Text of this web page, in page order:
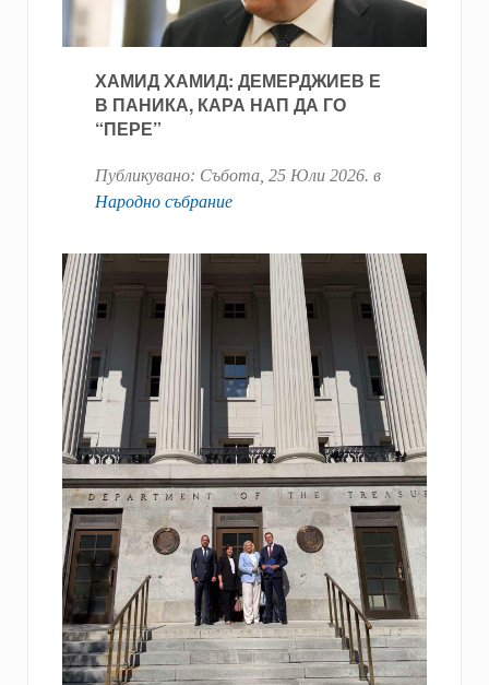
ХАМИД ХАМИД: ДЕМЕРДЖИЕВ Е
В ПАНИКА, КАРА НАП ДА ГО
“ПЕРЕ”
Публикувано: Събота, 25 Юли 2026. в
Народно събрание